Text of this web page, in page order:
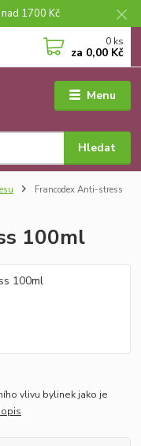
1700 Kč
Menu
Hledat
0 ks
za 0,00 Kč
Francodex Anti-stress
100ml
vlivu bylinek jako je